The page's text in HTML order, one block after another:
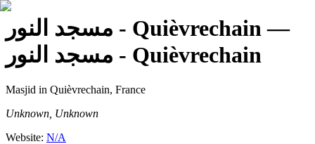
مسجد النور - Quièvrechain—
مسجد النور - Quièvrechain
Masjid in Quièvrechain, France
Unknown, Unknown
Website: N/A